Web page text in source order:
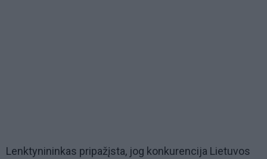
Lenktynininkas pripažįsta, jog konkurencija Lietuvos